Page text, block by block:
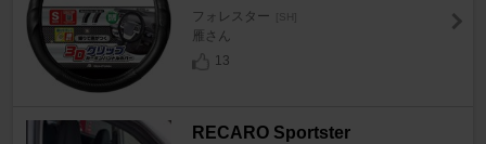
フォレスター [SH]
雁さん
13
RECARO Sportster